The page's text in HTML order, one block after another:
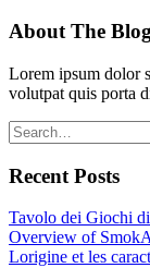
About The Blog
Lorem ipsum dolor
volutpat quis porta
Recent Posts
Tavolo dei Giochi
Overview of
Lorigine et les